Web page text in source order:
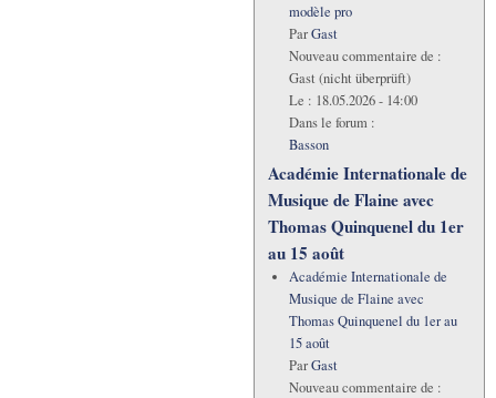
modèle pro
ParGast
Nouveau commentaire de :
Gast (nicht überprüft)
Le : 18.05.2026 - 14:00
Dans le forum :
Basson
Académie Internationale de
Musique de Flaine avec
Thomas Quinquenel du 1er
au 15 août
Académie Internationale de
Musique de Flaine avec
Thomas Quinquenel du 1er au
15 août
ParGast
Nouveau commentaire de :